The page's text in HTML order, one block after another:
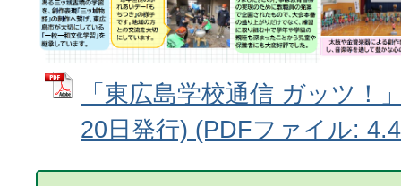
「東広島学校通信 ガッツ！
20日発行) (PDFファイル: